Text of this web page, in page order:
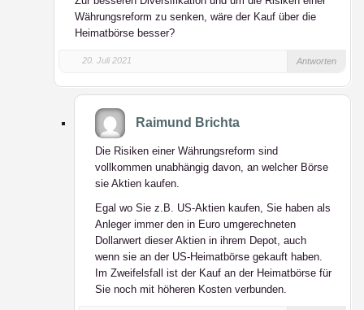
Währungsreform zu senken, wäre der Kauf über die
Heimatbörse besser?
20. Juli 2021 Antworten
Raimund Brichta
Die Risiken einer Währungsreform sind
vollkommen unabhängig davon, an welcher Börse
sie Aktien kaufen.
Egal wo Sie z.B. US-Aktien kaufen, Sie haben als
Anleger immer den in Euro umgerechneten
Dollarwert dieser Aktien in ihrem Depot, auch
wenn sie an der US-Heimatbörse gekauft haben.
Im Zweifelsfall ist der Kauf an der Heimatbörse für
Sie noch mit höheren Kosten verbunden.